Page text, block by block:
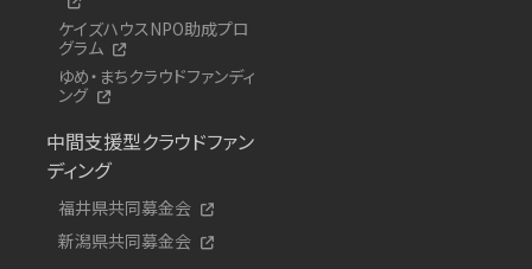
ケイズハウスNPO助成プロ
グラム
ゆめ・まちクラウドファンディ
ング
中間支援型クラウドファン
ディング
福井県共同募金会
新潟県共同募金会